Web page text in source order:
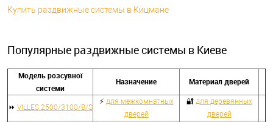
Купить раздвижные системы в Кицмане
Популярные раздвижные системы в Киеве
Модель розсувної
системи
Назначение Материал дверей
⏩ VILLES 2500/3100/B/S
⚡ для межкомнатных
дверей
🔐 для деревянных
дверей